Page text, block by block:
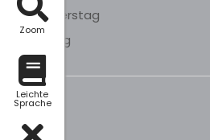
Zoom
Leichte
Sprache
Donnerstag
Freitag